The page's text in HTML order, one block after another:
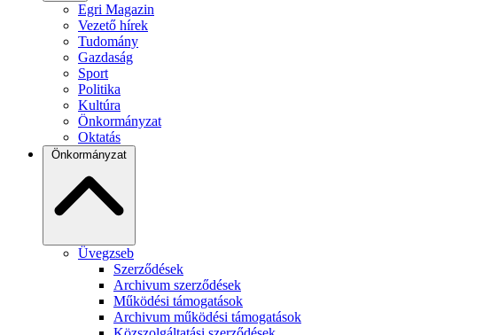
Egri Magazin
Vezető hírek
Tudomány
Gazdaság
Sport
Politika
Kultúra
Önkormányzat
Oktatás
Önkormányzat
Üvegzseb
Szerződések
Archivum szerződések
Működési támogatások
Archivum működési támogatások